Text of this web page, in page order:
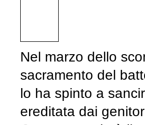
Nel marzo dello
sacramento del
lo ha spinto a
ereditata dai